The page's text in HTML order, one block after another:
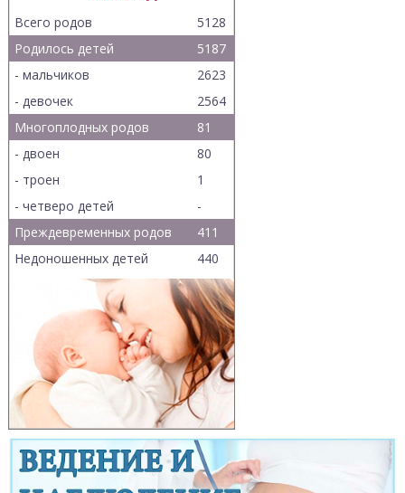
Всего родов
5128
Родилось детей
5187
- мальчиков
2623
- девочек
2564
Многоплодных родов
81
- двоен
80
- троен
1
- четверо детей
-
Преждевременных родов
411
Недоношенных детей
440